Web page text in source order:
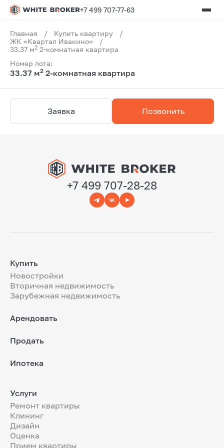
+7 499 707-77-63
Главная / Купить квартиру
/
ЖК «Квартал Ивакино»
/
33.37 м2 2-комнатная квартира
Номер лота:
33.37 м2 2-комнатная квартира
Заявка Позвонить
+7 499 707-28-28
Купить
Новостройки
Вторичная недвижимость
Зарубежная недвижимость
Арендовать
Продать
Ипотека
Услуги
Ремонт квартиры
Клининг
Дизайн
Оценка
Прием квартиры